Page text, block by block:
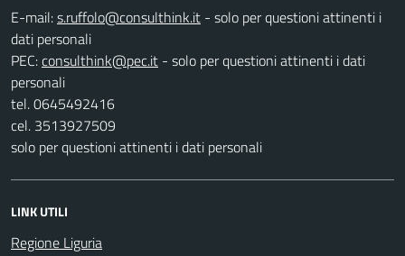
E-mail:
- solo per questioni attinenti i
dati personali
PEC:
- solo per questioni attinenti i dati
personali
tel. 0645492416
cel. 3513927509
solo per questioni attinenti i dati personali
LINK UTILI
Regione Liguria